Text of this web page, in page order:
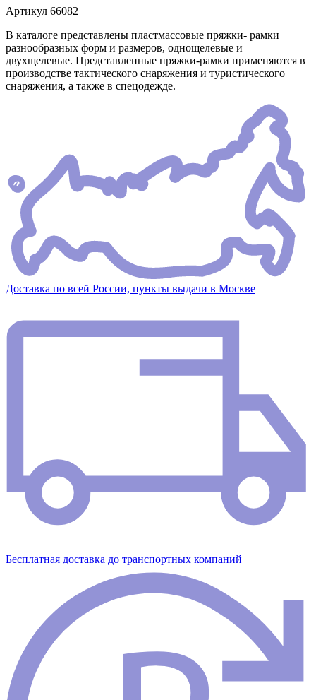
Артикул 66082
В каталоге представлены пластмассовые пряжки- рамки
разнообразных форм и размеров, однощелевые и
двухщелевые. Представленные пряжки-рамки применяются в
производстве тактического снаряжения и туристического
снаряжения, а также в спецодежде.
Доставка по всей России, пункты выдачи в Москве
Бесплатная доставка до транспортных компаний